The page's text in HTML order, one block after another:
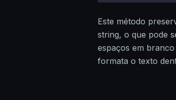
Este método
string, o que pode
espaços em
formata o texto